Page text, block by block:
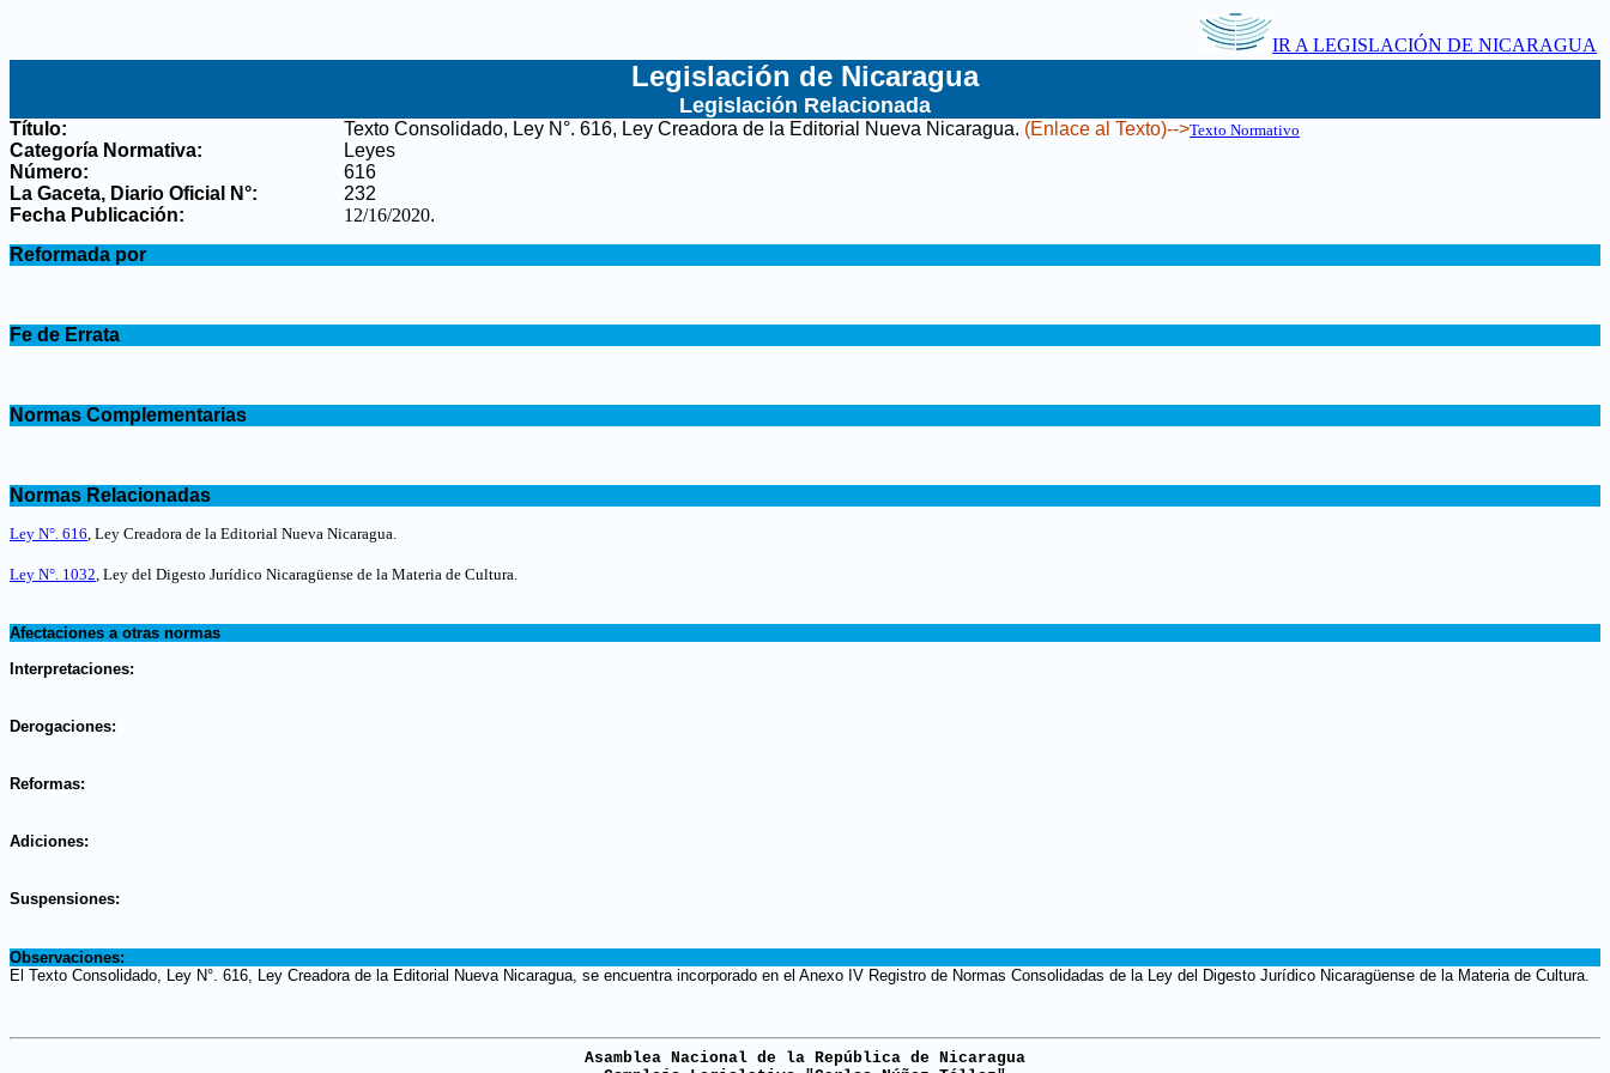
IR A LEGISLACIÓN DE NICARAGUA
Legislación de Nicaragua
Legislación Relacionada
Título: Texto Consolidado, Ley N°. 616, Ley Creadora de la Editorial Nueva Nicaragua. (Enlace al Texto)-->Texto Normativo
Categoría Normativa:
Leyes
Número:
616
La Gaceta, Diario Oficial N°:
232
Fecha Publicación:
12/16/2020.
Reformada por
Fe de Errata
Normas Complementarias
Normas Relacionadas
Ley N°. 616, Ley Creadora de la Editorial Nueva Nicaragua.
Ley N°. 1032, Ley del Digesto Jurídico Nicaragüense de la Materia de Cultura.
Afectaciones a otras normas
Interpretaciones:
Derogaciones:
Reformas:
Adiciones:
Suspensiones:
Observaciones:
El Texto Consolidado, Ley N°. 616, Ley Creadora de la Editorial Nueva Nicaragua, se encuentra incorporado en el Anexo IV Registro de Normas Consolidadas de la Ley del Digesto Jurídico Nicaragüense de la Materia de Cultura.
Asamblea Nacional de la República de Nicaragua